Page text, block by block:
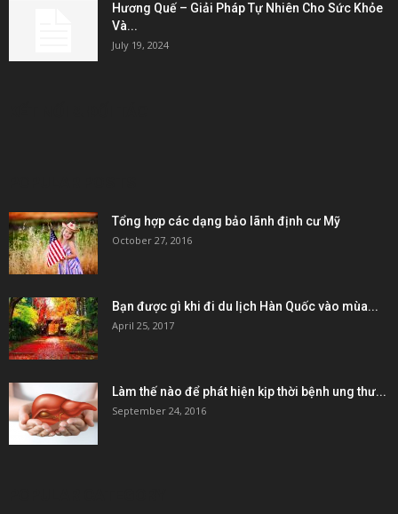
Hương Quế – Giải Pháp Tự Nhiên Cho Sức Khỏe
Và...
July 19, 2024
Tổng hợp các dạng bảo lãnh định cư Mỹ
October 27, 2016
Bạn được gì khi đi du lịch Hàn Quốc vào mùa...
April 25, 2017
Làm thế nào để phát hiện kịp thời bệnh ung thư...
September 24, 2016